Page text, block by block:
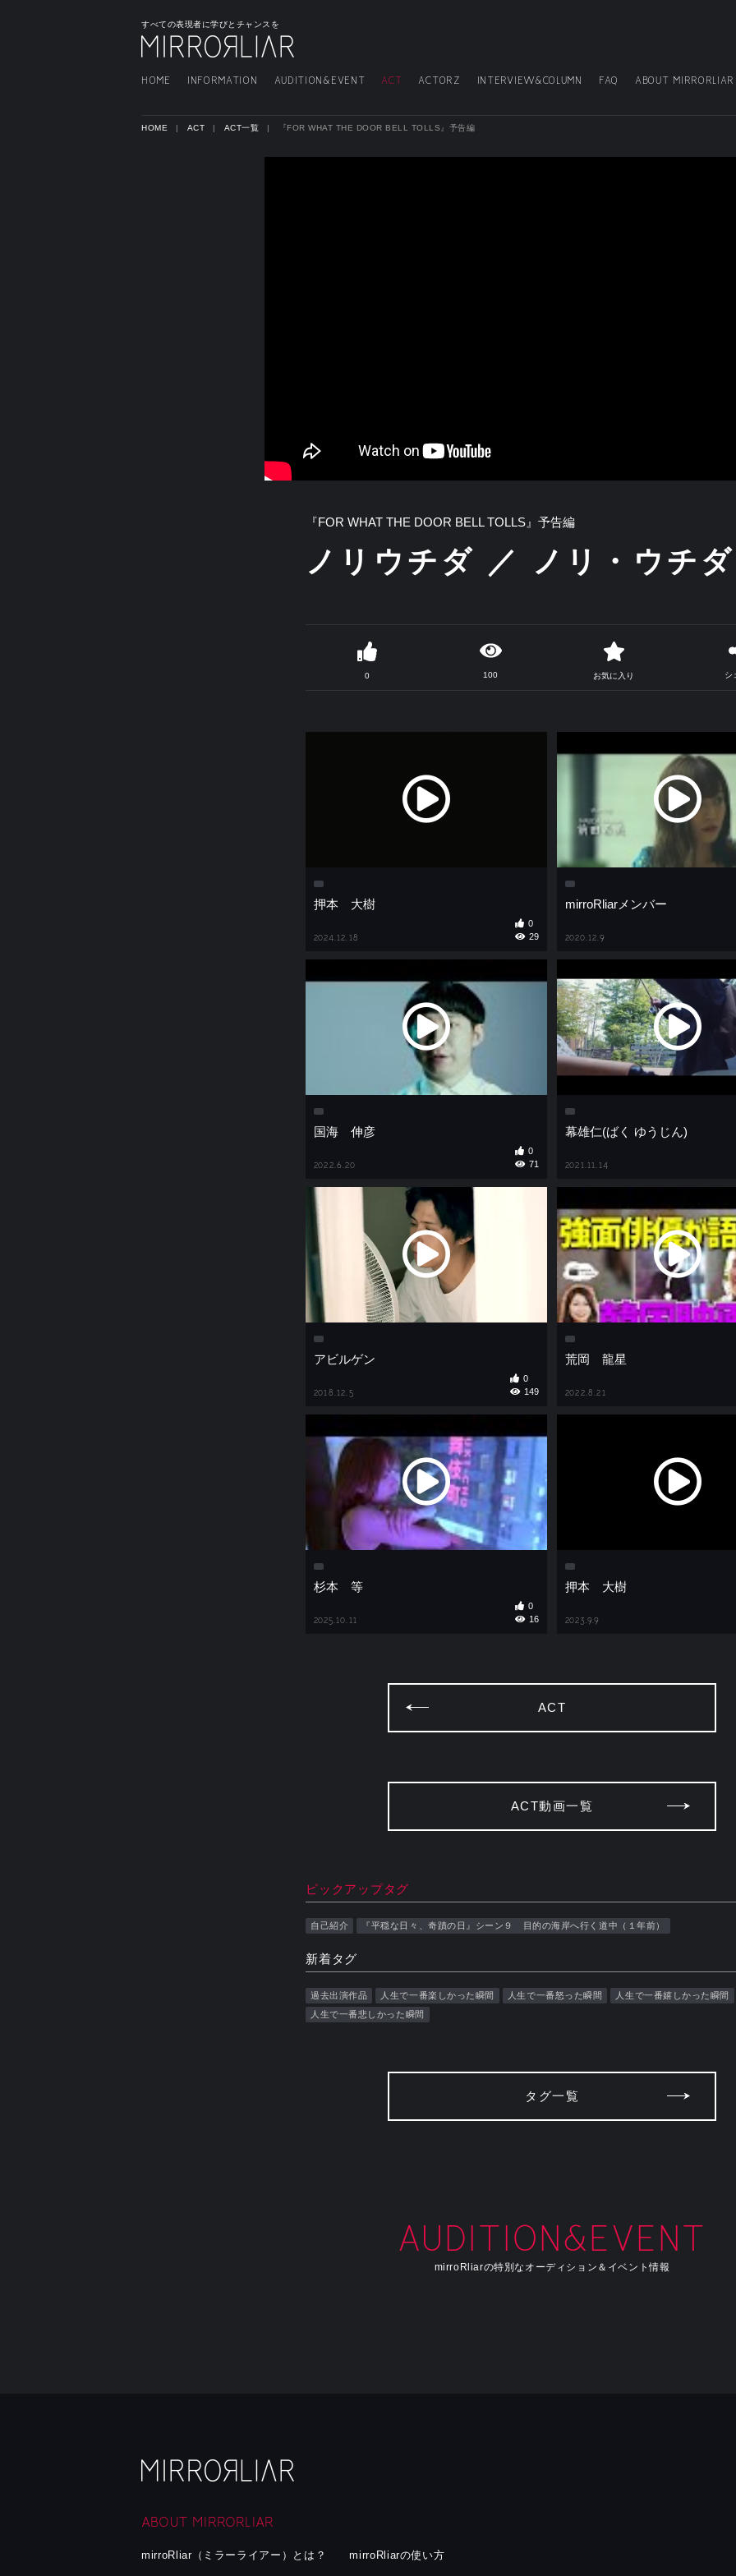
すべての表現者に学びとチャンスを
HOME INFORMATION AUDITION&EVENT ACT ACTORZ INTERVIEW&COLUMN FAQ ABOUT MIRRORLIAR
HOME ACT ACT一覧 『FOR WHAT THE DOOR BELL TOLLS』予告編
『FOR WHAT THE DOOR BELL TOLLS』予告編
ノリウチダ ／ ノリ・ウチダ
0 100 お気に入り シ
押本 大樹
2024.12.18
0
29
mirroRliarメンバー
2020.12.9
国海 伸彦
2022.6.20
0
71
幕雄仁(ばく ゆうじん)
2021.11.14
アビルゲン
2018.12.5
0
149
荒岡 龍星
2022.8.21
杉本 等
2025.10.11
0
16
押本 大樹
2023.9.9
ACT
ACT動画一覧
ピックアップタグ
自己紹介 『平穏な日々、奇蹟の日』シーン９ 目的の海岸へ行く道中（１年前）
新着タグ
過去出演作品 人生で一番楽しかった瞬間 人生で一番怒った瞬間
人生で一番嬉しかった瞬間
人生で一番悲しかった瞬間
タグ一覧
AUDITION&EVENT
mirroRliarの特別なオーディション＆イベント情報
ABOUT MIRRORLIAR
mirroRliar（ミラーライアー）とは？ mirroRliarの使い方